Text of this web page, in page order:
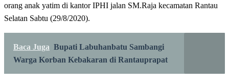
orang anak yatim di kantor IPHI jalan SM.Raja kecamatan Rantau
Selatan Sabtu (29/8/2020).
Baca Juga Bupati Labuhanbatu Sambangi
Warga Korban Kebakaran di Rantauprapat